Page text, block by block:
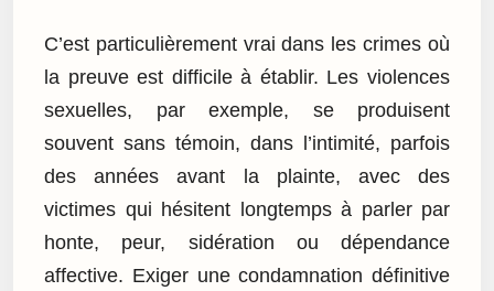
C’est particulièrement vrai dans les crimes où
la preuve est difficile à établir. Les violences
sexuelles, par exemple, se produisent
souvent sans témoin, dans l’intimité, parfois
des années avant la plainte, avec des
victimes qui hésitent longtemps à parler par
honte, peur, sidération ou dépendance
affective. Exiger une condamnation définitive